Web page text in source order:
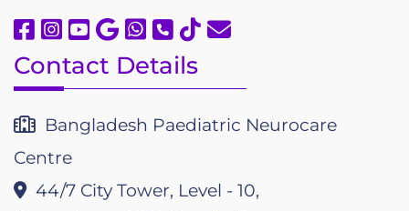
Contact Details
Bangladesh Paediatric Neurocare
Centre
44/7 City Tower, Level - 10,